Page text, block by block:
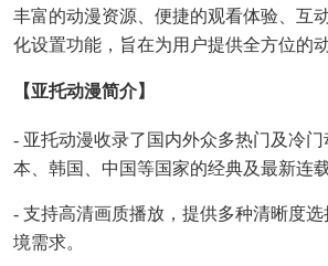
丰富的动漫资源、便捷的观看体验、互
化设置功能，旨在为用户提供全方位的
【亚托动漫简介】
- 亚托动漫收录了国内外众多热门及冷门
本、韩国、中国等国家的经典及最新连载
- 支持高清画质播放，提供多种清晰度
境需求。